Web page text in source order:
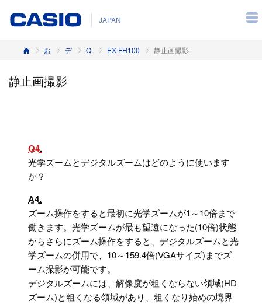
JAPAN
ホーム お客様サポート デジタルカメラ Q&A（よくある質問と答え） EX-FH100 静止画撮影
静止画撮影
Q4
光学ズームとデジタルズームはどのように使います
か？
A4
ズーム操作をすると最初に光学ズームが1～10倍まで
働きます。光学ズームが最も望遠になった(10倍)状態
からさらにズーム操作をすると、デジタルズームと光
学ズームの併用で、10～159.4倍(VGAサイズ)までズ
ーム撮影が可能です。
デジタルズームには、解像度が粗くならない領域(HD
ズーム)と粗くなる領域があり、粗くなり始めの境界